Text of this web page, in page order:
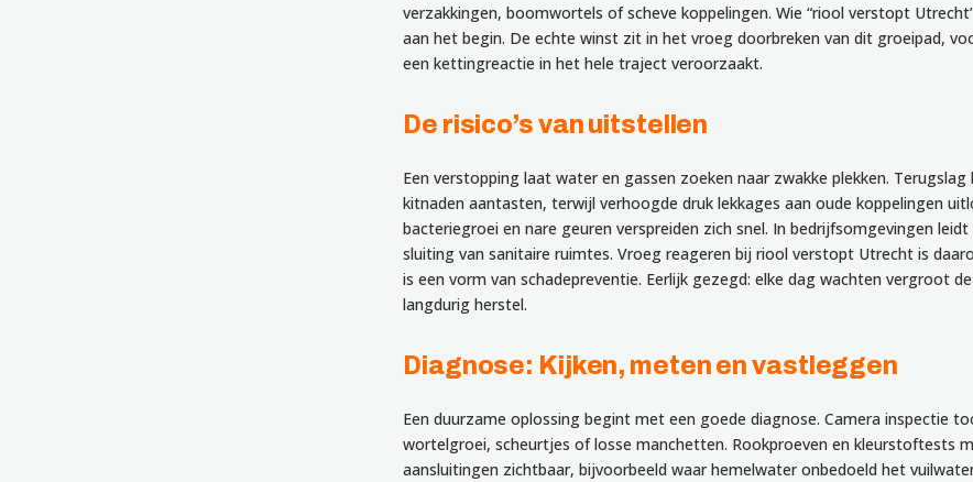
verzakkingen, boomwortels of scheve koppelingen. Wie “riool verstopt
aan het begin. De echte winst zit in het vroeg doorbreken van dit groeipad,
een kettingreactie in het hele traject veroorzaakt.
De risico’s van uitstellen
Een verstopping laat water en gassen zoeken naar zwakke plekken. Terugslag
kitnaden aantasten, terwijl verhoogde druk lekkages aan oude koppelingen
bacteriegroei en nare geuren verspreiden zich snel. In bedrijfsomgevingen
sluiting van sanitaire ruimtes. Vroeg reageren bij riool verstopt Utrecht is
is een vorm van schadepreventie. Eerlijk gezegd: elke dag wachten vergroot
langdurig herstel.
Diagnose: Kijken, meten en vastleggen
Een duurzame oplossing begint met een goede diagnose. Camera inspectie
wortelgroei, scheurtjes of losse manchetten. Rookproeven en kleurstoftests
aansluitingen zichtbaar, bijvoorbeeld waar hemelwater onbedoeld het